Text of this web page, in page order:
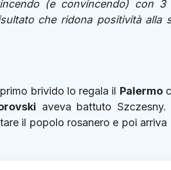
(e convincendo) con 3
che ridona positività alla
brivido lo regala il Palermo
aveva battuto
il popolo rosanero e poi arriva